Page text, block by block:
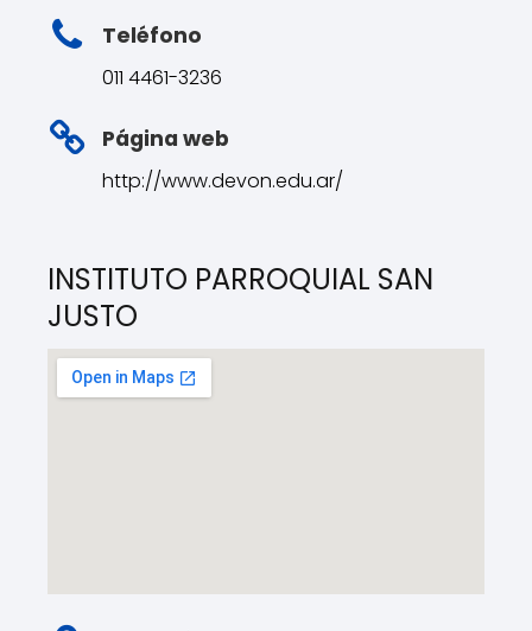
Teléfono
011 4461-3236
Página web
http://www.devon.edu.ar/
INSTITUTO PARROQUIAL SAN
JUSTO